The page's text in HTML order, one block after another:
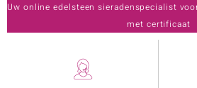
Uw online edelsteen sieradenspecialist
met certificaat